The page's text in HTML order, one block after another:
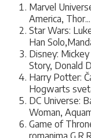
Marvel
America, Thor...
Star Wars:
Han
Disney:
Story, Donald
Harry Potter:
Hogwarts
DC Universe:
Woman,
Game of
romanima